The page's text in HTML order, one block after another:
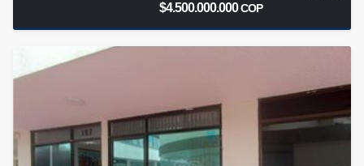
$4.500.000.000COP